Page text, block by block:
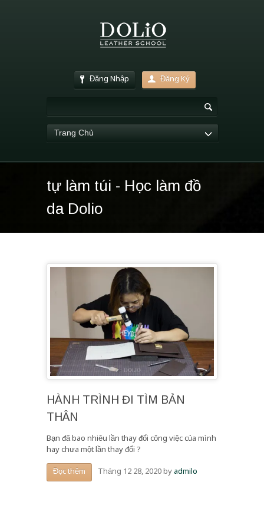
Đăng Nhập Đăng Ký
Trang Chủ
tự làm túi - Học làm đồ
da Dolio
HÀNH TRÌNH ĐI TÌM BẢN
THÂN
Bạn đã bao nhiêu lần thay đổi công việc của mình
hay chưa một lần thay đổi ?
Đọc thêm Tháng 12 28, 2020byadmilo